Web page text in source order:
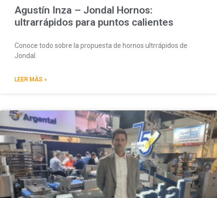
Agustín Inza – Jondal Hornos:
ultrarrápidos para puntos calientes
Conoce todo sobre la propuesta de hornos ultrrápidos de
Jondal.
LEER MÁS »